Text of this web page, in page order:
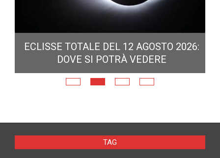
ECLISSE TOTALE DEL 12 AGOSTO 2026:
DOVE SI POTRÀ VEDERE
TAG